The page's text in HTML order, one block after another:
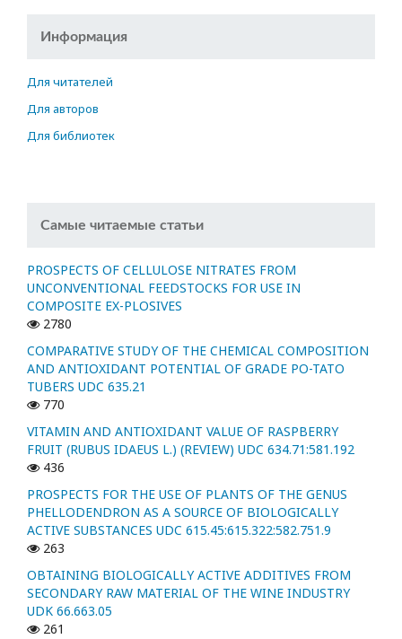
Информация
Для читателей
Для авторов
Для библиотек
Самые читаемые статьи
PROSPECTS OF CELLULOSE NITRATES FROM
UNCONVENTIONAL FEEDSTOCKS FOR USE IN
COMPOSITE EX-PLOSIVES
2780
COMPARATIVE STUDY OF THE CHEMICAL COMPOSITION
AND ANTIOXIDANT POTENTIAL OF GRADE PO-TATO
TUBERS UDC 635.21
770
VITAMIN AND ANTIOXIDANT VALUE OF RASPBERRY
FRUIT (RUBUS IDAEUS L.) (REVIEW) UDC 634.71:581.192
436
PROSPECTS FOR THE USE OF PLANTS OF THE GENUS
PHELLODENDRON AS A SOURCE OF BIOLOGICALLY
ACTIVE SUBSTANCES UDC 615.45:615.322:582.751.9
263
OBTAINING BIOLOGICALLY ACTIVE ADDITIVES FROM
SECONDARY RAW MATERIAL OF THE WINE INDUSTRY
UDK 66.663.05
261